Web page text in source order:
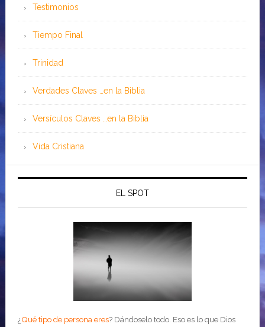
Testimonios
Tiempo Final
Trinidad
Verdades Claves …en la Biblia
Versículos Claves …en la Biblia
Vida Cristiana
EL SPOT
¿Qué tipo de persona eres? Dándoselo todo. Eso es lo que Dios